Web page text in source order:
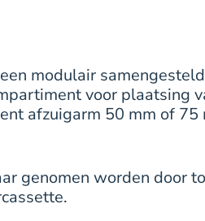
modulair
voor plaatsing
afzuigarm 50 mm of
genomen worden door